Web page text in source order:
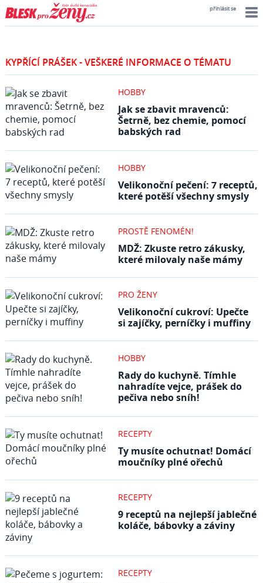
přihlásit se
KYPŘÍCÍ PRÁŠEK - VEŠKERÉ INFORMACE O TÉMATU
HOBBY
Jak se zbavit mravenců:
Šetrně, bez chemie, pomocí
babských rad
HOBBY
Velikonoční pečení: 7 receptů,
které potěší všechny smysly
PROSTĚ FENOMÉN!
MDŽ: Zkuste retro zákusky,
které milovaly naše mámy
PRO ŽENY
Velikonoční cukroví: Upečte
si zajíčky, perníčky i muffiny
HOBBY
Rady do kuchyně. Tímhle
nahradíte vejce, prášek do
pečiva nebo sníh!
RECEPTY
Ty musíte ochutnat! Domácí
moučníky plné ořechů
RECEPTY
9 receptů na nejlepší jablečné
koláče, bábovky a záviny
RECEPTY